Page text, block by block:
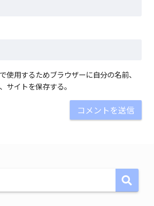
使用するためブラウザーに自分の名前、
サイトを保存する。